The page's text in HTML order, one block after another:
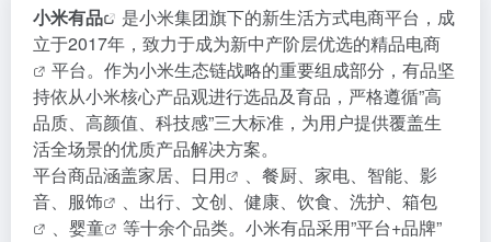
小米有品
是小米集团旗下的新生活方式电商平台，成
立于2017年，致力于成为新中产阶层优选的精品电商
平台。作为小米生态链战略的重要组成部分，有品坚
持依从小米核心产品观进行选品及育品，严格遵循”高
品质、高颜值、科技感”三大标准，为用户提供覆盖生
活全场景的优质产品解决方案。
平台商品涵盖家居、 日用
、餐厨、家电、智能、影
音、 服饰 、出行、文创、健康、饮食、洗护、 箱包
、 婴童
等十余个品类。小米有品采用”平台+品牌”